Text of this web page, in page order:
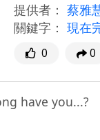
提供者： 蔡雅
關鍵字： 現在
0 0
have you...?